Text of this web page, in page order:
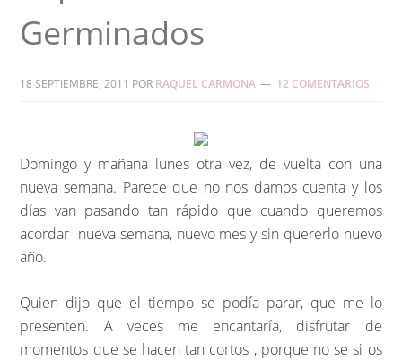
Germinados
18 SEPTIEMBRE, 2011 POR RAQUEL CARMONA 12 COMENTARIOS
Domingo y mañana lunes otra vez, de vuelta con una
nueva semana. Parece que no nos damos cuenta y los
días van pasando tan rápido que cuando queremos
acordar nueva semana, nuevo mes y sin quererlo nuevo
año.
Quien dijo que el tiempo se podía parar, que me lo
presenten. A veces me encantaría, disfrutar de
momentos que se hacen tan cortos , porque no se si os